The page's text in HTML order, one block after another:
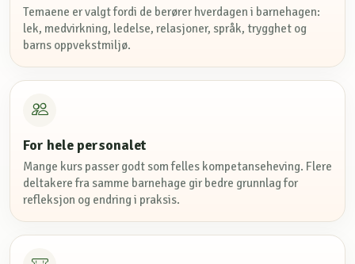
Temaene er valgt fordi de berører hverdagen i barnehagen:
lek, medvirkning, ledelse, relasjoner, språk, trygghet og
barns oppvekstmiljø.
For hele personalet
Mange kurs passer godt som felles kompetanseheving. Flere
deltakere fra samme barnehage gir bedre grunnlag for
refleksjon og endring i praksis.